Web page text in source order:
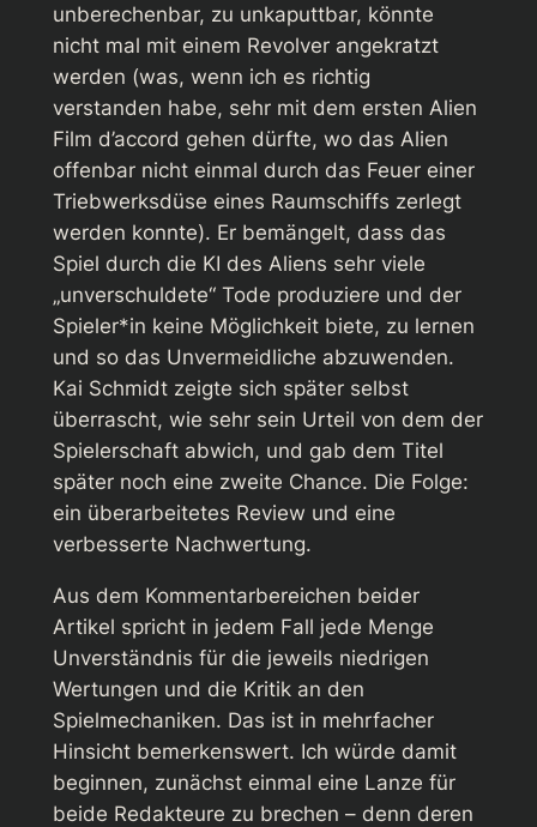
unberechenbar, zu unkaputtbar, könnte
nicht mal mit einem Revolver angekratzt
werden (was, wenn ich es richtig
verstanden habe, sehr mit dem ersten Alien
Film d’accord gehen dürfte, wo das Alien
offenbar nicht einmal durch das Feuer einer
Triebwerksdüse eines Raumschiffs zerlegt
werden konnte). Er bemängelt, dass das
Spiel durch die KI des Aliens sehr viele
„unverschuldete“ Tode produziere und der
Spieler*in keine Möglichkeit biete, zu lernen
und so das Unvermeidliche abzuwenden.
Kai Schmidt zeigte sich später selbst
überrascht, wie sehr sein Urteil von dem der
Spielerschaft abwich, und gab dem Titel
später noch eine zweite Chance. Die Folge:
ein überarbeitetes Review und eine
verbesserte Nachwertung.
Aus dem Kommentarbereichen beider
Artikel spricht in jedem Fall jede Menge
Unverständnis für die jeweils niedrigen
Wertungen und die Kritik an den
Spielmechaniken. Das ist in mehrfacher
Hinsicht bemerkenswert. Ich würde damit
beginnen, zunächst einmal eine Lanze für
beide Redakteure zu brechen – denn deren